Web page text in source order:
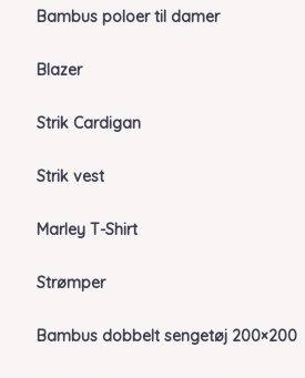
Bambus poloer til damer
Blazer
Strik Cardigan
Strik vest
Marley T-Shirt
Strømper
Bambus dobbelt sengetøj 200×200